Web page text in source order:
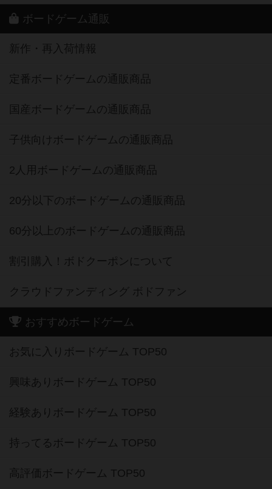
ボードゲーム通販
新作・再入荷情報
定番ボードゲームの通販商品
国産ボードゲームの通販商品
子供向けボードゲームの通販商品
2人用ボードゲームの通販商品
20分以下のボードゲームの通販商品
60分以上のボードゲームの通販商品
割引購入！ボドクーポンについて
クラウドファンディング ボドファン
おすすめボードゲーム
お気に入りボードゲーム TOP50
興味ありボードゲーム TOP50
経験ありボードゲーム TOP50
持ってるボードゲーム TOP50
高評価ボードゲーム TOP50